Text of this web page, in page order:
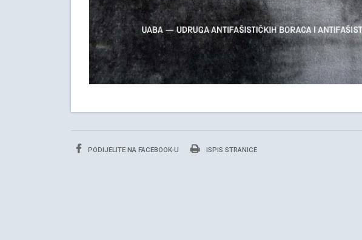
PODIJELITE NA FACEBOOK-U ISPIS STRANICE